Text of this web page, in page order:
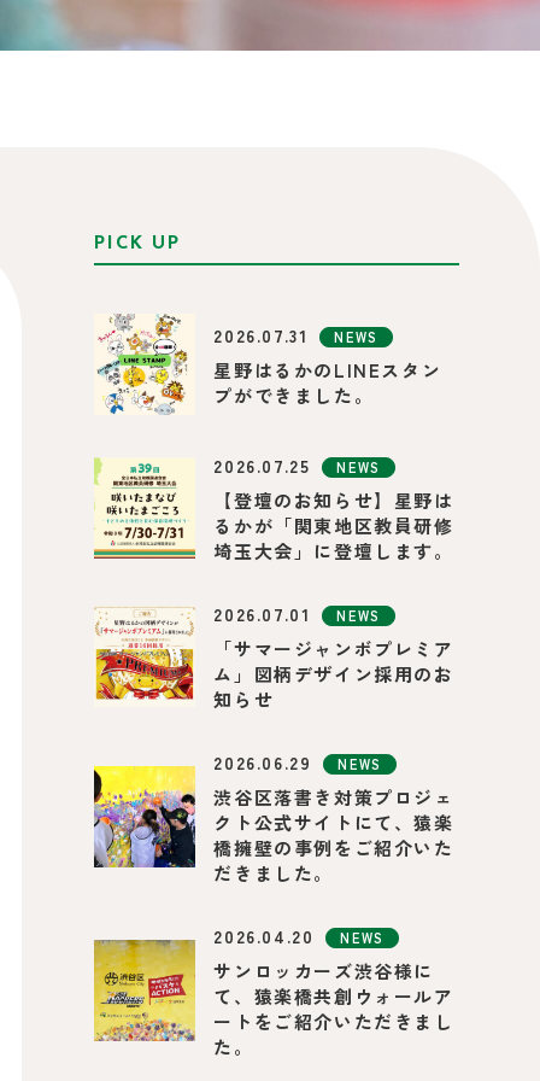
PICK UP
2026.07.31 NEWS
星野はるかのLINEスタン
プができました。
2026.07.25 NEWS
【登壇のお知らせ】星野は
るかが「関東地区教員研修
埼玉大会」に登壇します。
2026.07.01 NEWS
「サマージャンボプレミア
ム」図柄デザイン採用のお
知らせ
2026.06.29 NEWS
渋谷区落書き対策プロジェ
クト公式サイトにて、猿楽
橋擁壁の事例をご紹介いた
だきました。
2026.04.20 NEWS
サンロッカーズ渋谷様に
て、猿楽橋共創ウォールア
ートをご紹介いただきまし
た。